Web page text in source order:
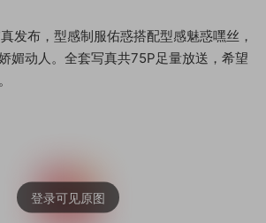
发布，型感制服佑惑搭配型感魅惑嘿丝，
媚动人。全套写真共75P足量放送，希望